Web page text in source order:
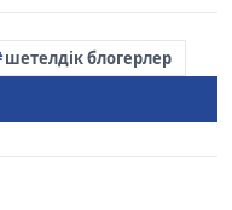
шетелдік блогерлер